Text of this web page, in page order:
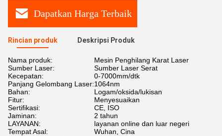
Dapatkan Harga Terbaik
Rincian produk Deskripsi Produk
Nama produk:
Mesin Penghilang Karat Laser
Sumber Laser:
Sumber Laser Serat
Kecepatan:
0-7000mm/dtk
Panjang Gelombang Laser:1064nm
Bahan:
Logam/oksida/lukisan
Fitur:
Menyesuaikan
Sertifikasi:
CE, ISO
Jaminan:
2 tahun
LAYANAN:
layanan online dan luar negeri
Tempat Asal:
Wuhan, Cina